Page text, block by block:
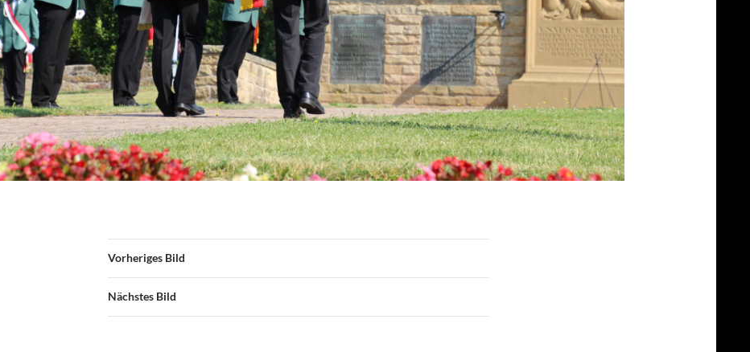
Vorheriges Bild
Nächstes Bild